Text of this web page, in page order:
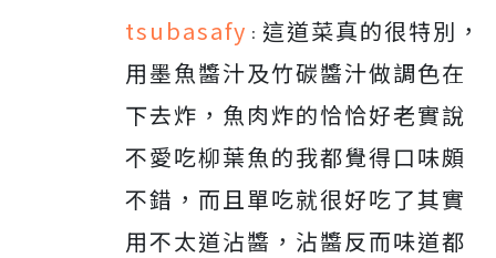
tsubasafy ： 這道菜真的很特別，
用墨魚醬汁及竹碳醬汁做調色在
下去炸，魚肉炸的恰恰好老實說
不愛吃柳葉魚的我都覺得口味頗
不錯，而且單吃就很好吃了其實
用不太道沾醬，沾醬反而味道都